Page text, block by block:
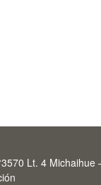
Lt. 4 Michaihue